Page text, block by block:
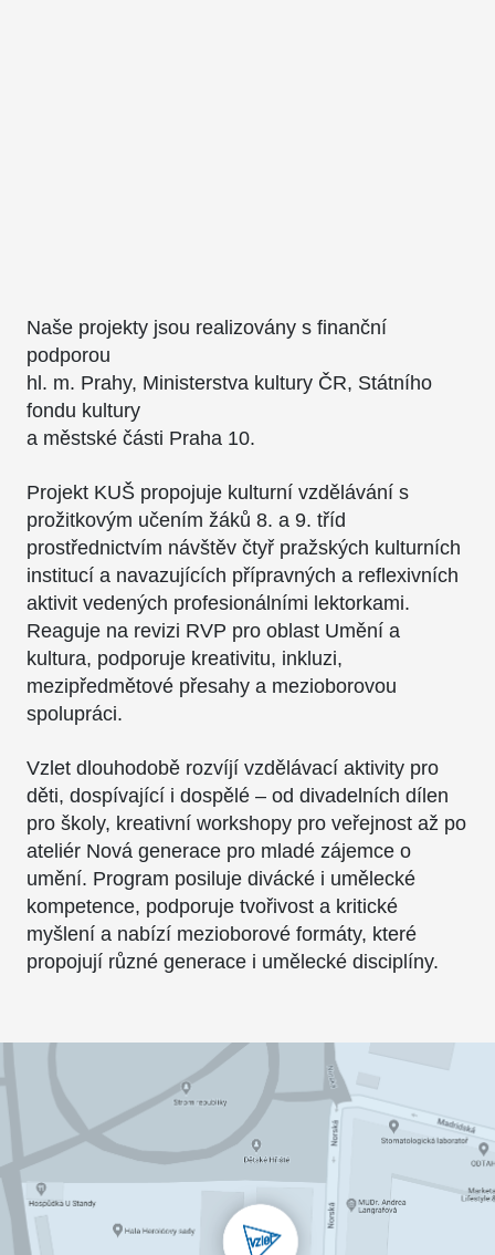
Naše projekty jsou realizovány s finanční
podporou
hl. m. Prahy, Ministerstva kultury ČR, Státního
fondu kultury
a městské části Praha 10.
Projekt KUŠ propojuje kulturní vzdělávání s
prožitkovým učením žáků 8. a 9. tříd
prostřednictvím návštěv čtyř pražských kulturních
institucí a navazujících přípravných a reflexivních
aktivit vedených profesionálními lektorkami.
Reaguje na revizi RVP pro oblast Umění a
kultura, podporuje kreativitu, inkluzi,
mezipředmětové přesahy a mezioborovou
spolupráci.
Vzlet dlouhodobě rozvíjí vzdělávací aktivity pro
děti, dospívající i dospělé – od divadelních dílen
pro školy, kreativní workshopy pro veřejnost až po
ateliér Nová generace pro mladé zájemce o
umění. Program posiluje divácké i umělecké
kompetence, podporuje tvořivost a kritické
myšlení a nabízí mezioborové formáty, které
propojují různé generace i umělecké disciplíny.